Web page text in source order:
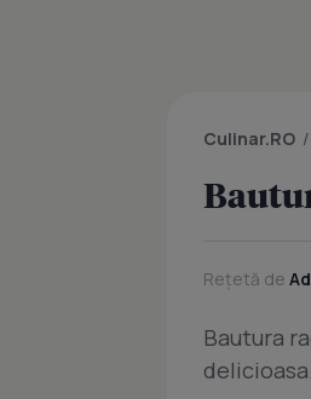
Culinar.RO /
Rețetă de
Bautura